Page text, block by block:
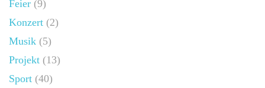
Feier (9)
Konzert (2)
Musik (5)
Projekt (13)
Sport (40)